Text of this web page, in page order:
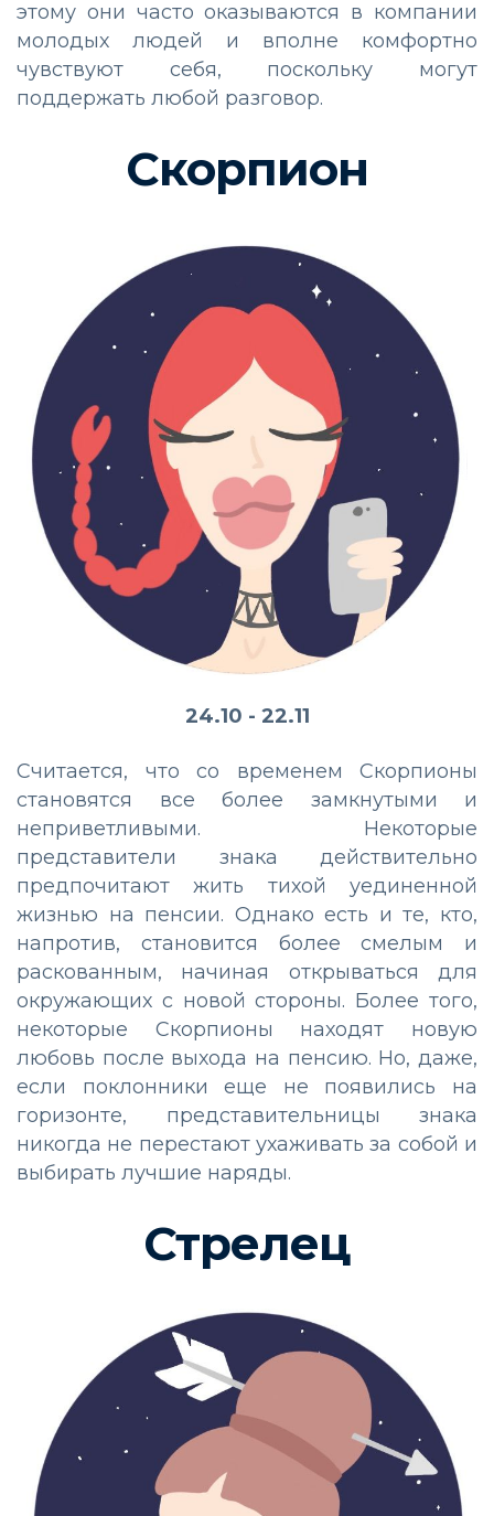
этому они часто оказываются в компании
молодых людей и вполне комфортно
чувствуют себя, поскольку могут
поддержать любой разговор.
Скорпион
24.10 - 22.11
Считается, что со временем Скорпионы
становятся все более замкнутыми и
неприветливыми. Некоторые
представители знака действительно
предпочитают жить тихой уединенной
жизнью на пенсии. Однако есть и те, кто,
напротив, становится более смелым и
раскованным, начиная открываться для
окружающих с новой стороны. Более того,
некоторые Скорпионы находят новую
любовь после выхода на пенсию. Но, даже,
если поклонники еще не появились на
горизонте, представительницы знака
никогда не перестают ухаживать за собой и
выбирать лучшие наряды.
Стрелец